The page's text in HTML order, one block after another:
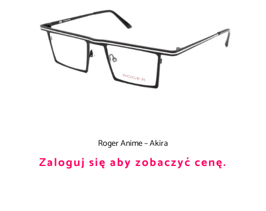
Roger Anime – Akira
Zaloguj się aby zobaczyć cenę.